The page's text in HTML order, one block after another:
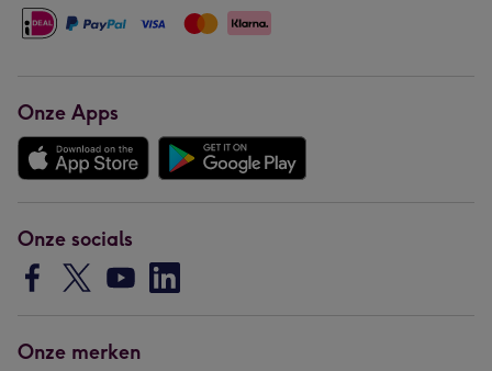
Onze Apps
Onze socials
Onze merken